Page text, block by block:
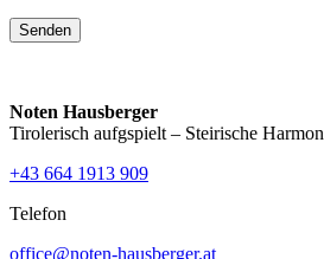
Noten Hausberger
Tirolerisch aufgspielt – Steirische
+43 664 1913 909
Telefon
office@noten-hausberger.at